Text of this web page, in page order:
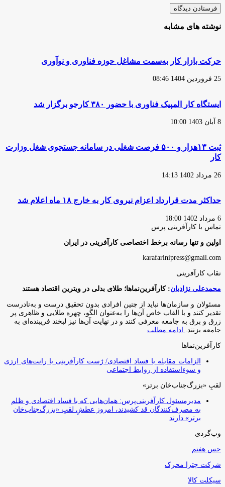
نوشته های مشابه
حرکت بازار کار به‌سمت مشاغل حوزه فناوری و نوآوری
25 فروردین 1404 08:46
ایستگاه کار المپیک فناوری با حضور ۳۸۰ کارجو برگزار شد
8 آبان 1403 10:00
ثبت ۱۳هزار و ۵۰۰ فرصت شغلی در سامانه جستجوی شغل وزارت
کار
26 مرداد 1402 14:13
حداکثر مدت قرارداد اعزام نیروی کار به خارج ۱۸ ماه اعلام شد
6 مرداد 1402 18:00
تماس با کارآفرینی پرس
اولین و تنها رسانه برخط اختصاصی کارآفرینی در ایران
karafarinipress@gmail.com
نقاب کارآفرینی
محمدعلی نژادیان: کارآفرین‌نماها؛ طلای بدلی در ویترین اقتصاد هستند
مسئولان و سازمان‌ها نباید از چنین افرادی بدون تحقیق درست و به‌نادرست
تقدیر کنند و با القاب خاص آ‌ن‌ها را به‌عنوان الگو، چهره طلایی و ظاهری پر
زرق و برق به جامعه معرفی کنند و در نهایت آن‌ها نیز لبخند فریبنده‌ای به
جامعه بزنند.
ادامه مطلب
کارآفرین‌نماها
الزامات مقابله با فساد اقتصادی/ ژست کارآفرینی با رانت‌های ارزی
و سوءاستفاده از روابط اجتماعی
لقبِ «بزرگ‌جناب‌خان برتر»
مدیرمسئول کارآفرینی‌پرس: همان‌هایی که با فساد اقتصادی و ظلم
به مصرف‌کنندگان قد کشیدند، امروز عطشِ لقبِ «بزرگ‌جناب‌خان
برتر» دارند
وب‌گردی
حس هفتم
شرکت چترا محرک
سیکلت کالا